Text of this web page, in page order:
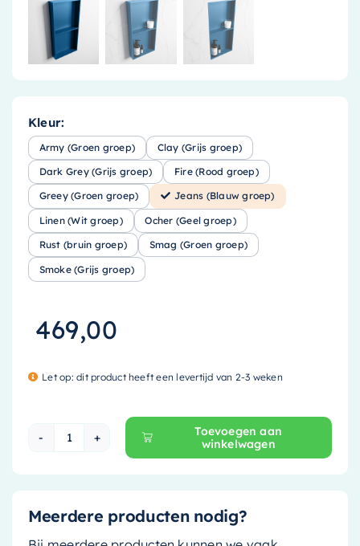
Kleur:
Army (Groen groep) Clay (Grijs groep)
Dark Grey (Grijs groep) Fire (Rood groep)
Greey (Groen groep) Jeans (Blauw groep)
Linen (Wit groep) Ocher (Geel groep)
Rust (bruin groep) Smag (Groen groep)
Smoke (Grijs groep)
469,00
Let op: dit product heeft een levertijd van 2-3 weken
Mondiaz EASY Nis - 59.5x29.5cm - solid
Toevoegen aan
winkelwagen
Meerdere producten nodig?